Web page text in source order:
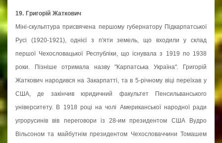
19. Григорій Жаткович
Міні-скульптура присвячена першому губернатору Підкарпатської
Русі (1920-1921), однієї з п'яти земель, що входили у склад
першої Чехословацької Республіки, що існувала з 1919 по 1938
роки. Пізніше отримала назву "Карпатська Україна". Григорій
Жаткович народився на Закарпатті, та в 5-річному віці переїхав у
США, де закінчив юридичний факультет Пенсильванського
університету. В 1918 році на чолі Американської народної ради
угрорусинів вів переговори із 28-им президентом США Вудро
Вільсоном та майбутнім президентом Чехословаччини Томашем